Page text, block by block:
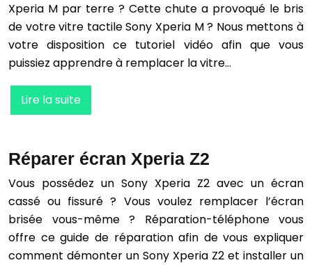
Xperia M par terre ? Cette chute a provoqué le bris
de votre vitre tactile Sony Xperia M ? Nous mettons à
votre disposition ce tutoriel vidéo afin que vous
puissiez apprendre à remplacer la vitre…
Lire la suite
Réparer écran Xperia Z2
Vous possédez un Sony Xperia Z2 avec un écran
cassé ou fissuré ? Vous voulez remplacer l’écran
brisée vous-même ? Réparation-téléphone vous
offre ce guide de réparation afin de vous expliquer
comment démonter un Sony Xperia Z2 et installer un